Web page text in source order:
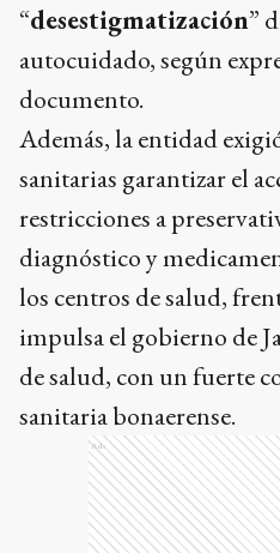
“desestigmatización”
autocuidado, según
documento.
Además, la entidad
sanitarias garantizar el
restricciones a
diagnóstico y
los centros de salud,
impulsa el gobierno de
de salud, con un fuerte
sanitaria bonaerense.
Ads